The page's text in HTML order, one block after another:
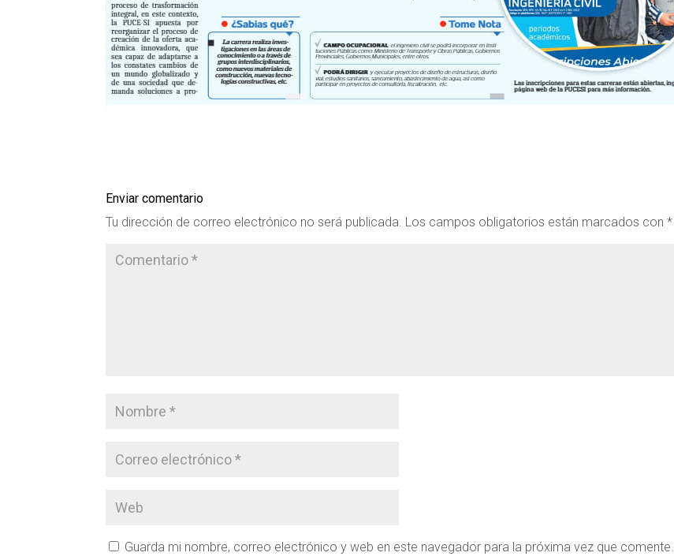
Enviar comentario
Tu dirección de correo electrónico no será publicada. Los campos obligatorios están marcados con*
Guarda mi nombre, correo electrónico y web en este navegador para la próxima vez que comente.